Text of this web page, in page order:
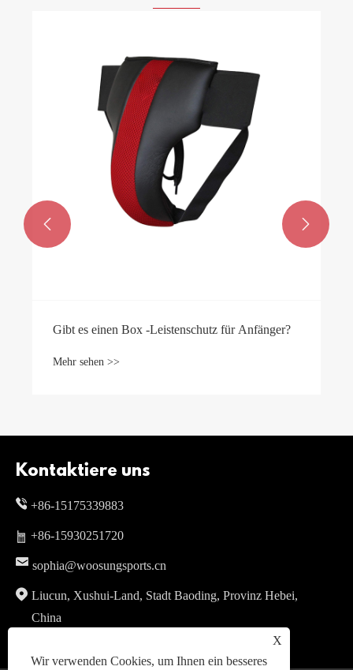
Gibt es einen Box -Leistenschutz für Anfänger?
Mehr sehen >>
 
Kontaktiere uns
+86-15175339883
+86-15930251720
sophia@woosungsports.cn
Liucun, Xushui-Land, Stadt Baoding, Provinz Hebei,
China
X
Wir verwenden Cookies, um Ihnen ein besseres